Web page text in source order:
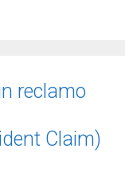
reclamo
Claim)